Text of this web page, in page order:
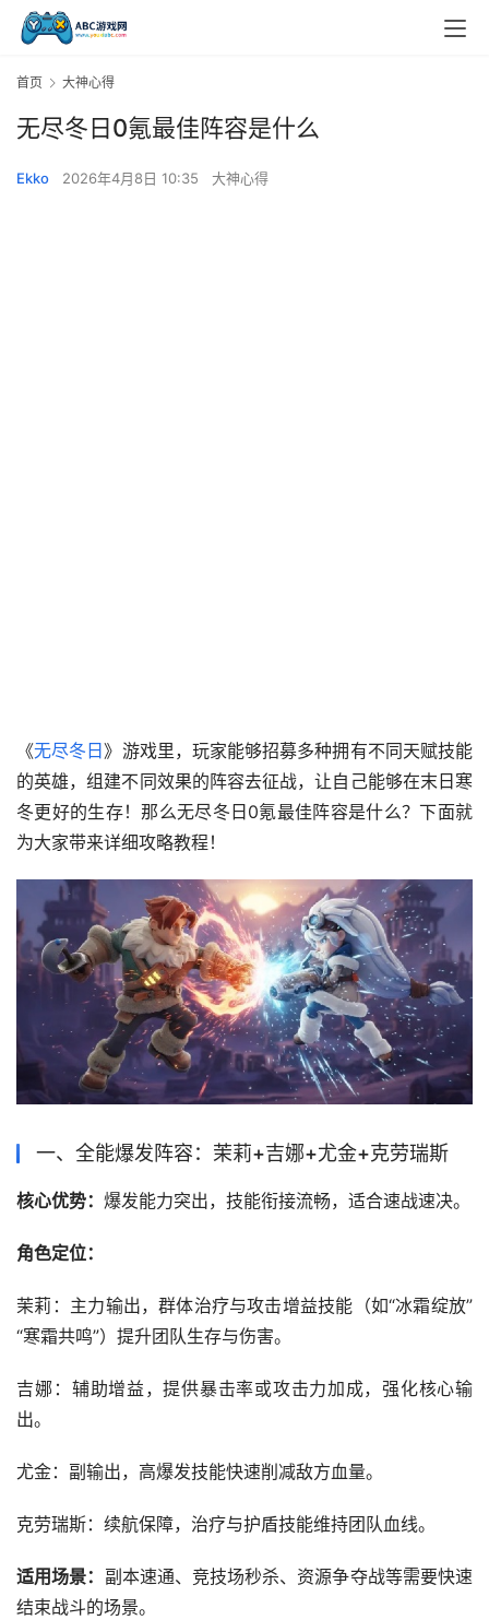
首页 大神心得
无尽冬日0氪最佳阵容是什么
Ekko 2026年4月8日 10:35 大神心得
《无尽冬日》游戏里，玩家能够招募多种拥有不同天赋技能
的英雄，组建不同效果的阵容去征战，让自己能够在末日寒
冬更好的生存！那么无尽冬日0氪最佳阵容是什么？下面就
为大家带来详细攻略教程！
一、全能爆发阵容：茉莉+吉娜+尤金+克劳瑞斯‌
‌核心优势‌： 爆发能力突出，技能衔接流畅，适合速战速决。
‌角色定位‌：
‌茉莉‌：主力输出，群体治疗与攻击增益技能（如“冰霜绽放”
“寒霜共鸣”）提升团队生存与伤害。
吉娜‌：辅助增益，提供暴击率或攻击力加成，强化核心输
出。
‌尤金‌：副输出，高爆发技能快速削减敌方血量。
‌克劳瑞斯‌：续航保障，治疗与护盾技能维持团队血线。
‌适用场景‌： 副本速通、竞技场秒杀、资源争夺战等需要快速
结束战斗的场景。